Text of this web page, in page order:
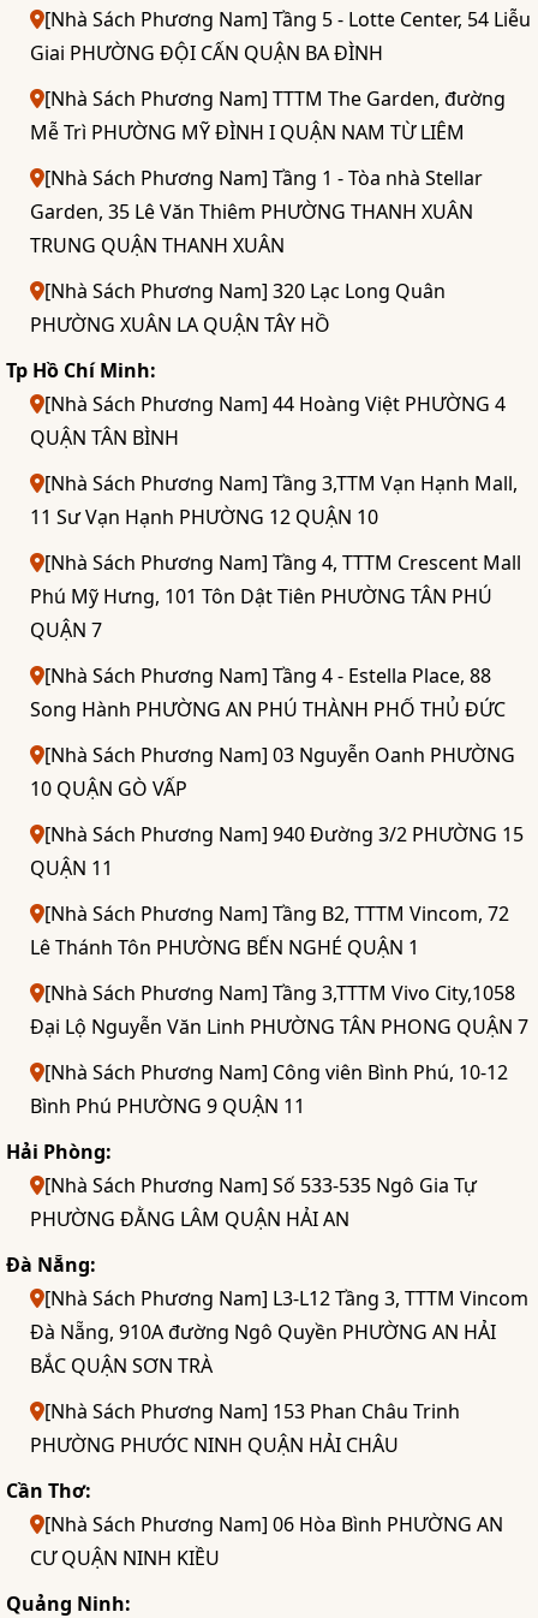
[Nhà Sách Phương Nam] Tầng 5 - Lotte Center, 54 Liễu
Giai PHƯỜNG ĐỘI CẤN QUẬN BA ĐÌNH
[Nhà Sách Phương Nam] TTTM The Garden, đường
Mễ Trì PHƯỜNG MỸ ĐÌNH I QUẬN NAM TỪ LIÊM
[Nhà Sách Phương Nam] Tầng 1 - Tòa nhà Stellar
Garden, 35 Lê Văn Thiêm PHƯỜNG THANH XUÂN
TRUNG QUẬN THANH XUÂN
[Nhà Sách Phương Nam] 320 Lạc Long Quân
PHƯỜNG XUÂN LA QUẬN TÂY HỒ
Tp Hồ Chí Minh:
[Nhà Sách Phương Nam] 44 Hoàng Việt PHƯỜNG 4
QUẬN TÂN BÌNH
[Nhà Sách Phương Nam] Tầng 3,TTM Vạn Hạnh Mall,
11 Sư Vạn Hạnh PHƯỜNG 12 QUẬN 10
[Nhà Sách Phương Nam] Tầng 4, TTTM Crescent Mall
Phú Mỹ Hưng, 101 Tôn Dật Tiên PHƯỜNG TÂN PHÚ
QUẬN 7
[Nhà Sách Phương Nam] Tầng 4 - Estella Place, 88
Song Hành PHƯỜNG AN PHÚ THÀNH PHỐ THỦ ĐỨC
[Nhà Sách Phương Nam] 03 Nguyễn Oanh PHƯỜNG
10 QUẬN GÒ VẤP
[Nhà Sách Phương Nam] 940 Đường 3/2 PHƯỜNG 15
QUẬN 11
[Nhà Sách Phương Nam] Tầng B2, TTTM Vincom, 72
Lê Thánh Tôn PHƯỜNG BẾN NGHÉ QUẬN 1
[Nhà Sách Phương Nam] Tầng 3,TTTM Vivo City,1058
Đại Lộ Nguyễn Văn Linh PHƯỜNG TÂN PHONG QUẬN 7
[Nhà Sách Phương Nam] Công viên Bình Phú, 10-12
Bình Phú PHƯỜNG 9 QUẬN 11
Hải Phòng:
[Nhà Sách Phương Nam] Số 533-535 Ngô Gia Tự
PHƯỜNG ĐẰNG LÂM QUẬN HẢI AN
Đà Nẵng:
[Nhà Sách Phương Nam] L3-L12 Tầng 3, TTTM Vincom
Đà Nẵng, 910A đường Ngô Quyền PHƯỜNG AN HẢI
BẮC QUẬN SƠN TRÀ
[Nhà Sách Phương Nam] 153 Phan Châu Trinh
PHƯỜNG PHƯỚC NINH QUẬN HẢI CHÂU
Cần Thơ:
[Nhà Sách Phương Nam] 06 Hòa Bình PHƯỜNG AN
CƯ QUẬN NINH KIỀU
Quảng Ninh: